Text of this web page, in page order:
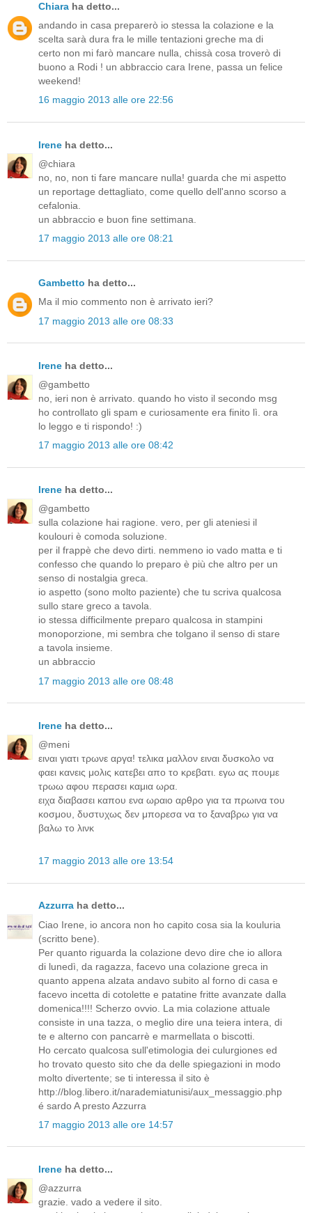
Chiara ha detto...
andando in casa preparerò io stessa la colazione e la
scelta sarà dura fra le mille tentazioni greche ma di
certo non mi farò mancare nulla, chissà cosa troverò di
buono a Rodi ! un abbraccio cara Irene, passa un felice
weekend!
16 maggio 2013 alle ore 22:56
Irene ha detto...
@chiara
no, no, non ti fare mancare nulla! guarda che mi aspetto
un reportage dettagliato, come quello dell'anno scorso a
cefalonia.
un abbraccio e buon fine settimana.
17 maggio 2013 alle ore 08:21
Gambetto ha detto...
Ma il mio commento non è arrivato ieri?
17 maggio 2013 alle ore 08:33
Irene ha detto...
@gambetto
no, ieri non è arrivato. quando ho visto il secondo msg
ho controllato gli spam e curiosamente era finito lì. ora
lo leggo e ti rispondo! :)
17 maggio 2013 alle ore 08:42
Irene ha detto...
@gambetto
sulla colazione hai ragione. vero, per gli ateniesi il
koulouri è comoda soluzione.
per il frappè che devo dirti. nemmeno io vado matta e ti
confesso che quando lo preparo è più che altro per un
senso di nostalgia greca.
io aspetto (sono molto paziente) che tu scriva qualcosa
sullo stare greco a tavola.
io stessa difficilmente preparo qualcosa in stampini
monoporzione, mi sembra che tolgano il senso di stare
a tavola insieme.
un abbraccio
17 maggio 2013 alle ore 08:48
Irene ha detto...
@meni
ειναι γιατι τρωνε αργα! τελικα μαλλον ειναι δυσκολο να
φαει κανεις μολις κατεβει απο το κρεβατι. εγω ας πουμε
τρωω αφου περασει καμια ωρα.
ειχα διαβασει καπου ενα ωραιο αρθρο για τα πρωινα του
κοσμου, δυστυχως δεν μπορεσα να το ξαναβρω για να
βαλω το λινκ
17 maggio 2013 alle ore 13:54
Azzurra ha detto...
Ciao Irene, io ancora non ho capito cosa sia la kouluria
(scritto bene).
Per quanto riguarda la colazione devo dire che io allora
di lunedì, da ragazza, facevo una colazione greca in
quanto appena alzata andavo subito al forno di casa e
facevo incetta di cotolette e patatine fritte avanzate dalla
domenica!!!! Scherzo ovvio. La mia colazione attuale
consiste in una tazza, o meglio dire una teiera intera, di
te e alterno con pancarrè e marmellata o biscotti.
Ho cercato qualcosa sull'etimologia dei culurgiones ed
ho trovato questo sito che da delle spiegazioni in modo
molto divertente; se ti interessa il sito è
http://blog.libero.it/narademiatunisi/aux_messaggio.php
é sardo A presto Azzurra
17 maggio 2013 alle ore 14:57
Irene ha detto...
@azzurra
grazie. vado a vedere il sito.